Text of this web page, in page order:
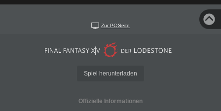
Zur PC-Seite
Spiel herunterladen
Offizielle Informationen